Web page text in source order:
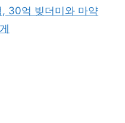
30억 빚더미와 마약